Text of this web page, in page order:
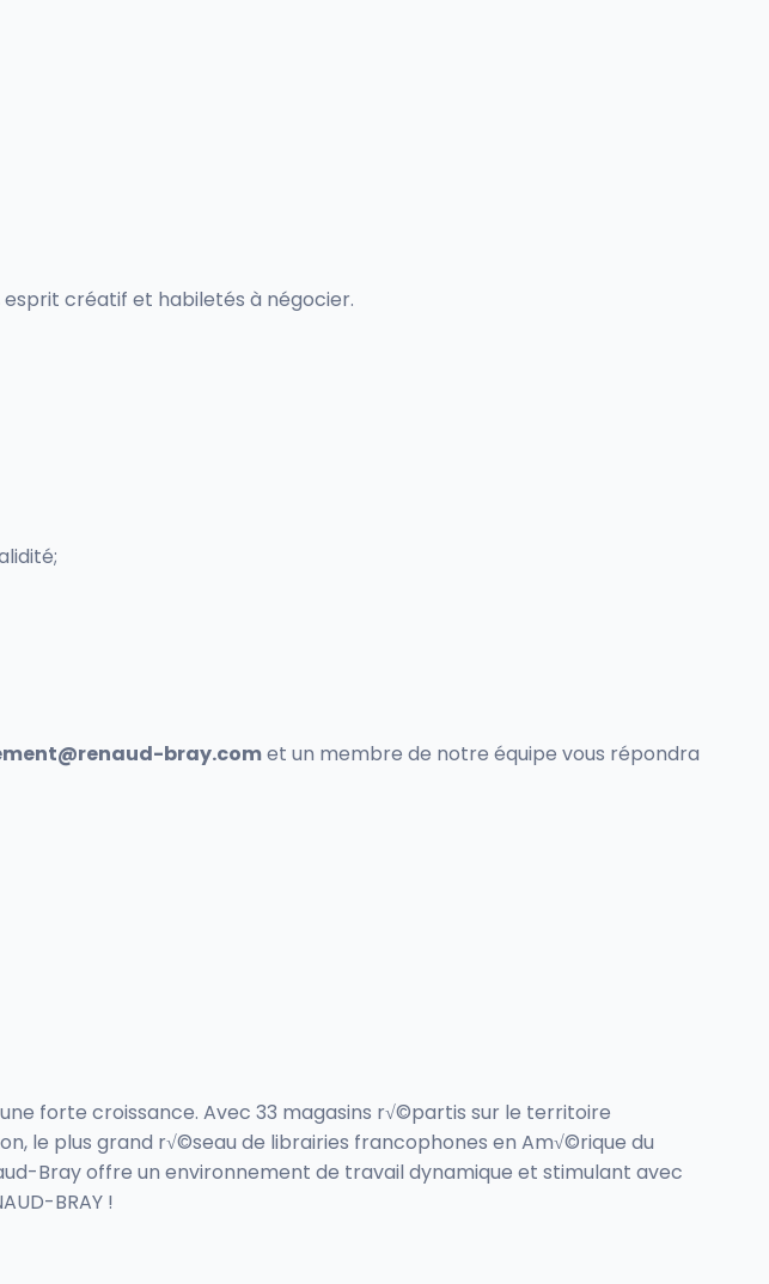
créatif et habiletés à négocier.
bray.comet un membre de notre équipe vous répondra
forte croissance. Avec 33 magasins r√©partis sur le territoire
le plus grand r√©seau de librairies francophones en Am√©rique du
Bray offre un environnement de travail dynamique et stimulant avec
BRAY !